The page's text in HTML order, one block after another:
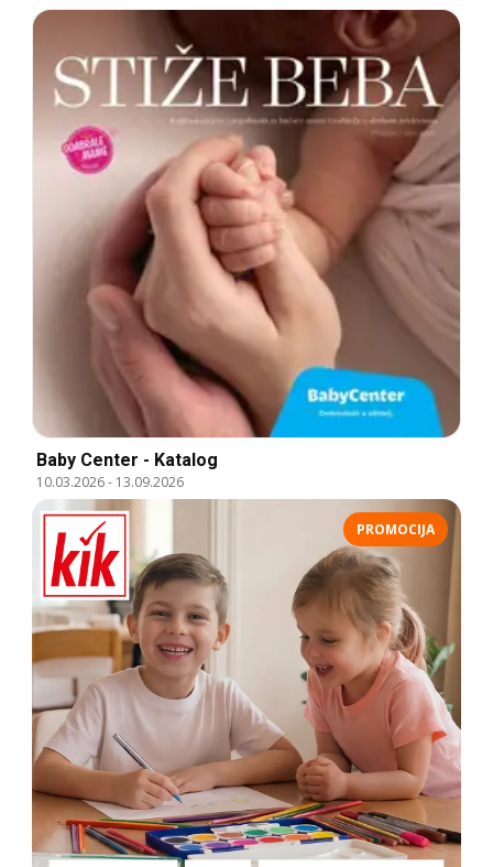
Baby Center - Katalog
10.03.2026- 13.09.2026
PROMOCIJA